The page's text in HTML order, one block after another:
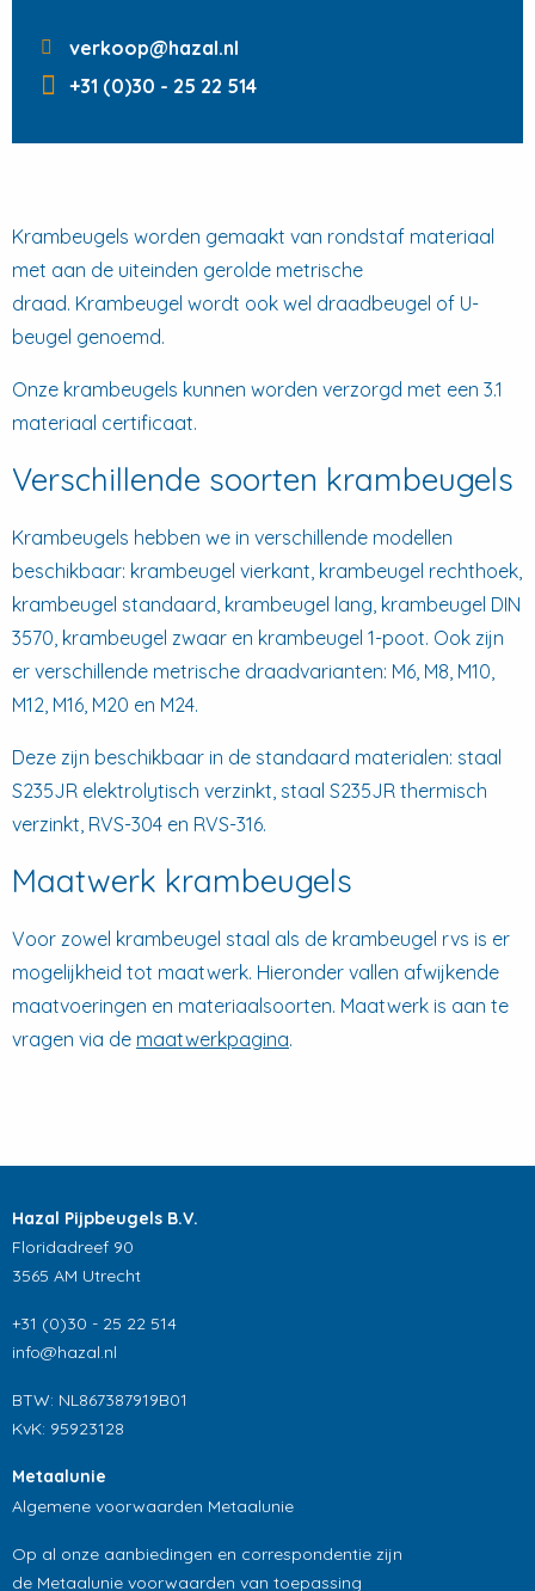
verkoop@hazal.nl
+31 (0)30 - 25 22 514
Krambeugels worden gemaakt van rondstaf materiaal
met aan de uiteinden gerolde metrische
draad. Krambeugel wordt ook wel draadbeugel of U-
beugel genoemd.
Onze krambeugels kunnen worden verzorgd met een 3.1
materiaal certificaat.
Verschillende soorten krambeugels
Krambeugels hebben we in verschillende modellen
beschikbaar: krambeugel vierkant, krambeugel rechthoek,
krambeugel standaard, krambeugel lang, krambeugel DIN
3570, krambeugel zwaar en krambeugel 1-poot. Ook zijn
er verschillende metrische draadvarianten: M6, M8, M10,
M12, M16, M20 en M24.
Deze zijn beschikbaar in de standaard materialen: staal
S235JR elektrolytisch verzinkt, staal S235JR thermisch
verzinkt, RVS-304 en RVS-316.
Maatwerk krambeugels
Voor zowel krambeugel staal als de krambeugel rvs is er
mogelijkheid tot maatwerk. Hieronder vallen afwijkende
maatvoeringen en materiaalsoorten. Maatwerk is aan te
vragen via de maatwerkpagina.
Hazal Pijpbeugels B.V.
Floridadreef 90
3565 AM Utrecht
+31 (0)30 - 25 22 514
info@hazal.nl
BTW: NL867387919B01
KvK: 95923128
Metaalunie
Algemene voorwaarden Metaalunie
Op al onze aanbiedingen en correspondentie zijn
de Metaalunie voorwaarden van toepassing